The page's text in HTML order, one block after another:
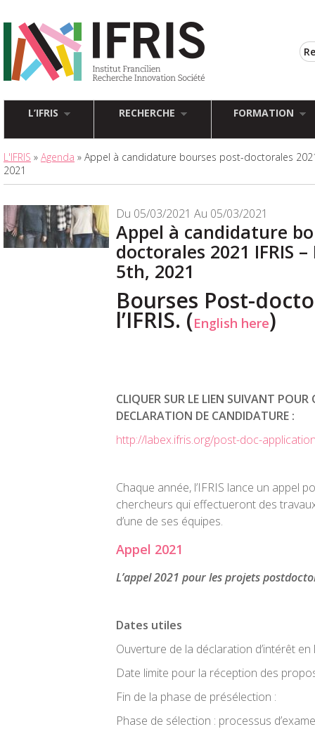
L’IFRIS RECHERCHE FORMATION
L'IFRIS » Agenda » Appel à candidature bourses post-doctorales
2021
Du 05/03/2021 Au 05/03/2021
Appel à candidature
doctorales 2021 IFRIS
5th, 2021
Bourses Post-
l’IFRIS. (English here)
CLIQUER SUR LE LIEN SUIVANT POUR
DECLARATION DE CANDIDATURE :
http://labex.ifris.org/post-doc-
Chaque année, l’IFRIS lance un appel
chercheurs qui effectueront des
d’une de ses équipes.
Appel 2021
L’appel 2021 pour les projets
Dates utiles
Ouverture de la déclaration d’intérêt
Date limite pour la réception des
Fin de la phase de
Phase de sélection : processus